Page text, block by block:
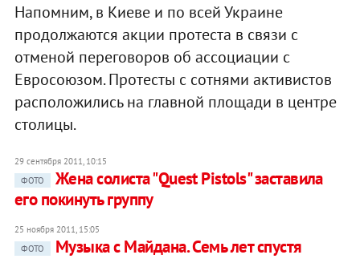
Напомним, в Киеве и по всей Украине
продолжаются акции протеста в связи с
отменой переговоров об ассоциации с
Евросоюзом. Протесты с сотнями активистов
расположились на главной площади в центре
столицы.
29 сентября 2011, 10:15
ФОТО
Жена солиста "Quest Pistols" заставила
его покинуть группу
25 ноября 2011, 15:05
ФОТО
Музыка с Майдана. Семь лет спустя